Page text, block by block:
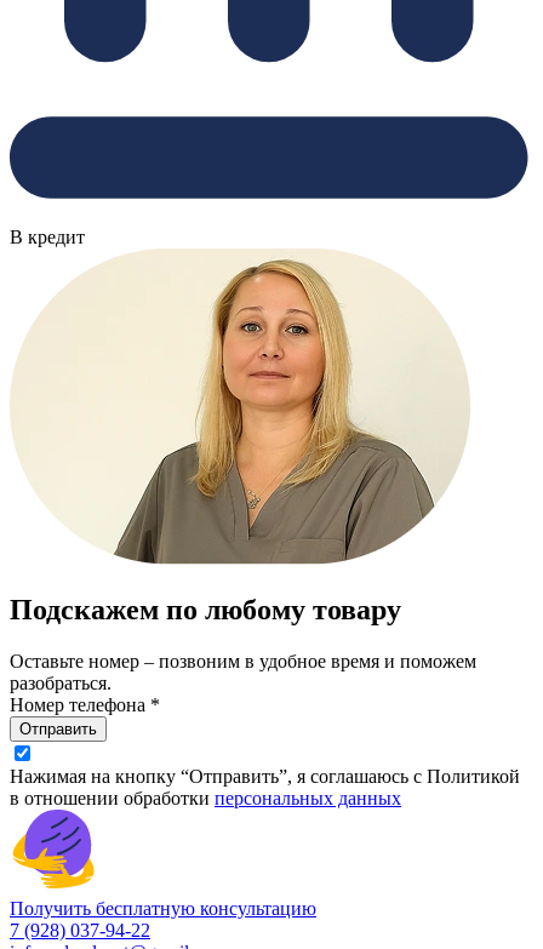
В кредит
Подскажем по любому товару
Оставьте номер – позвоним в удобное время и поможем
разобраться.
Номер телефона *
Отправить
Нажимая на кнопку “Отправить”, я соглашаюсь с Политикой
в отношении обработки персональных данных
Получить бесплатную консультацию
7 (928) 037-94-22